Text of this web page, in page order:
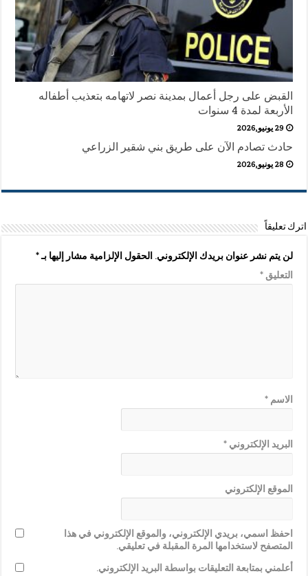
القبض على رجل أعمال بمدينة نصر لاتهامه بتعذيب أطفاله
الأربعة لمدة 4 سنوات
29 يونيو,2026
حادث تصادم الآن على طريق بني شقير الزراعي
28 يونيو,2026
اترك تعليقاً
لن يتم نشر عنوان بريدك الإلكتروني. الحقول الإلزامية مشار إليها بـ*
التعليق*
الاسم*
البريد الإلكتروني*
الموقع الإلكتروني
احفظ اسمي، بريدي الإلكتروني، والموقع الإلكتروني في هذا
المتصفح لاستخدامها المرة المقبلة في تعليقي.
أعلمني بمتابعة التعليقات بواسطة البريد الإلكتروني.